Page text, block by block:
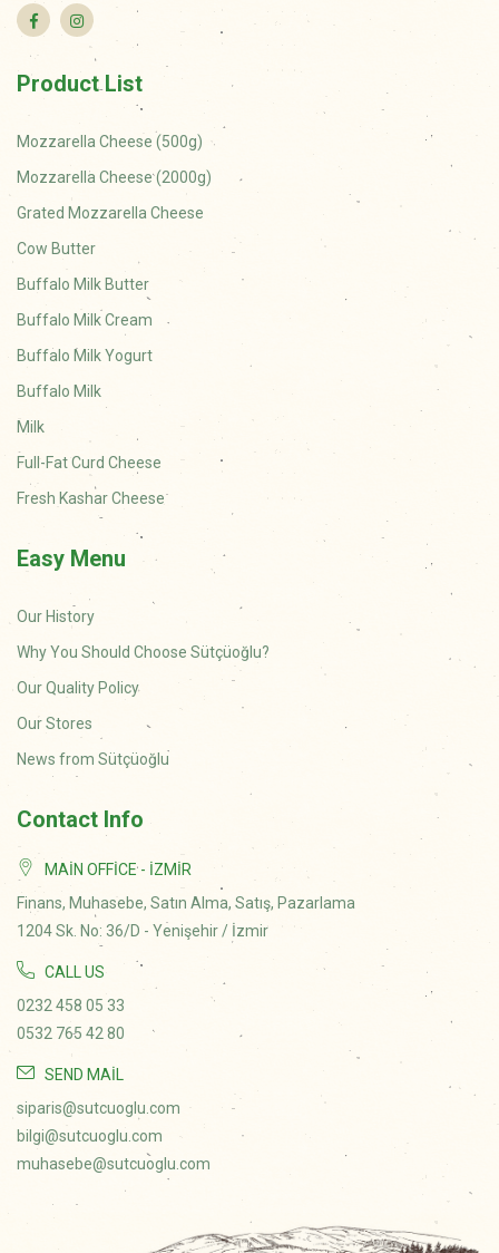
Product List
Mozzarella Cheese (500g)
Mozzarella Cheese (2000g)
Grated Mozzarella Cheese
Cow Butter
Buffalo Milk Butter
Buffalo Milk Cream
Buffalo Milk Yogurt
Buffalo Milk
Milk
Full-Fat Curd Cheese
Fresh Kashar Cheese
Easy Menu
Our History
Why You Should Choose Sütçüoğlu?
Our Quality Policy
Our Stores
News from Sütçüoğlu
Contact Info
MAIN OFFICE - İZMIR
Finans, Muhasebe, Satın Alma, Satış, Pazarlama
1204 Sk. No: 36/D - Yenişehir / İzmir
CALL US
0232 458 05 33
0532 765 42 80
SEND MAIL
siparis@sutcuoglu.com
bilgi@sutcuoglu.com
muhasebe@sutcuoglu.com